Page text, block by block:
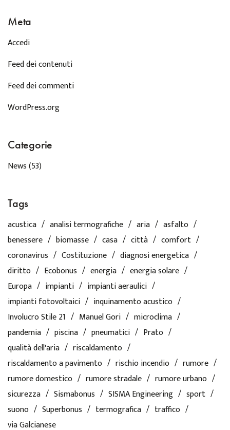
Meta
Accedi
Feed dei contenuti
Feed dei commenti
WordPress.org
Categorie
News(53)
Tags
acustica analisi termografiche aria
asfalto
benessere
biomasse casa città
comfort
coronavirus
Costituzione
diagnosi energetica
diritto
Ecobonus energia
energia solare
Europa
impianti
impianti aeraulici
impianti fotovoltaici
inquinamento acustico
Involucro Stile 21
Manuel Gori
microclima
pandemia
piscina pneumatici
Prato
qualità dell'aria
riscaldamento
riscaldamento a pavimento
rischio incendio
rumore
rumore domestico
rumore stradale
rumore urbano
sicurezza
Sismabonus SISMA Engineering
sport
suono
Superbonus termografica
traffico
via Galcianese